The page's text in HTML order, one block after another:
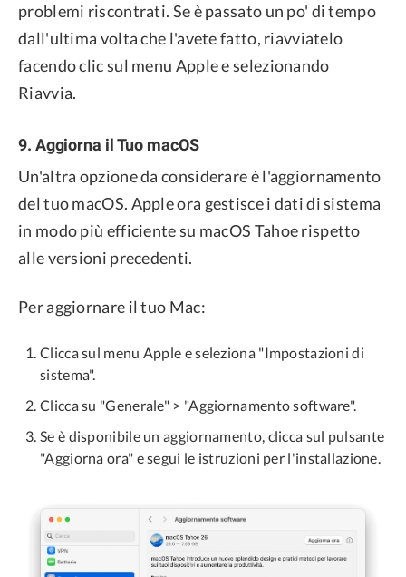
problemi riscontrati. Se è passato un po' di tempo
dall'ultima volta che l'avete fatto, riavviatelo
facendo clic sul menu Apple e selezionando
Riavvia.
9. Aggiorna il Tuo macOS
Un'altra opzione da considerare è l'aggiornamento
del tuo macOS. Apple ora gestisce i dati di sistema
in modo più efficiente su macOS Tahoe rispetto
alle versioni precedenti.
Per aggiornare il tuo Mac:
Clicca sul menu Apple e seleziona "Impostazioni di
sistema".
Clicca su "Generale" > "Aggiornamento software".
Se è disponibile un aggiornamento, clicca sul pulsante
"Aggiorna ora" e segui le istruzioni per l'installazione.